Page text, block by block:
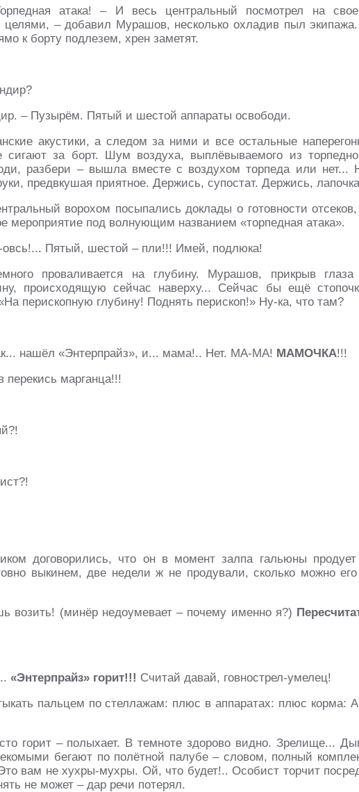
атака! – И весь центральный посмотрел на
– добавил Мурашов, несколько охладив пыл
к борту подлезем, хрен заметят.
– Пузырём. Пятый и шестой аппараты освободи.
акустики, а следом за ними и все остальные
за борт. Шум воздуха, выплёвываемого из
разбери – вышла вместе с воздухом торпеда или нет...
предвкушая приятное. Держись, супостат. Держись,
ворохом посыпались доклады о готовности
мероприятие под волнующим названием «торпедная атака».
Пятый, шестой – пли!!! Имей, подлюка!
проваливается на глубину. Мурашов, прикрыв
происходящую сейчас наверху... Сейчас бы ещё
перископную глубину! Поднять перископ!» Ну-ка, что там?
нашёл «Энтерпрайз», и... мама!.. Нет. МА-МА! МАМОЧКА!!!
марганца!!!
договорились, что он в момент залпа гальюны
выкинем, две недели ж не продували, сколько можно
возить! (минёр недоумевает – почему именно я?)
«Энтерпрайз» горит!!! Считай давай, говнострел-умелец!
пальцем по стеллажам: плюс в аппаратах: плюс корма:
горит – полыхает. В темноте здорово видно. Зрелище...
бегают по полётной палубе – словом, полный
вам не хухры-мухры. Ой, что будет!.. Особист торчит
не может – дар речи потерял.